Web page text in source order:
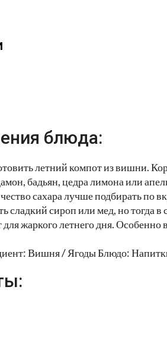
блюда:
летний компот из вишни.
бадьян, цедра лимона или
сахара лучше подбирать по
сладкий сироп или мед, но тогда в
жаркого летнего дня. Особенно
Вишня / Ягоды Блюдо: